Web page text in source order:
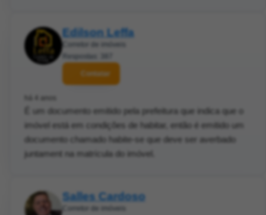
Edilson Leffa
Corretor de imóveis
Respostas: 387
Contatar
há 4 anos
É um documento emitido pela prefeitura que indica que o
imóvel está em condições de habitar, então é emitido um
documento chamado habite-se que deve ser averbado
juntament na matrícula do imóvel.
Salles Cardoso
Corretor de imóveis